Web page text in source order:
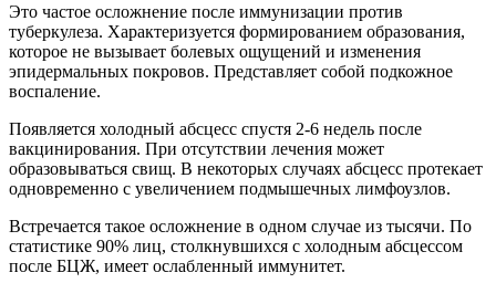
Это частое осложнение после иммунизации против
туберкулеза. Характеризуется формированием образования,
которое не вызывает болевых ощущений и изменения
эпидермальных покровов. Представляет собой подкожное
воспаление.
Появляется холодный абсцесс спустя 2-6 недель после
вакцинирования. При отсутствии лечения может
образовываться свищ. В некоторых случаях абсцесс протекает
одновременно с увеличением подмышечных лимфоузлов.
Встречается такое осложнение в одном случае из тысячи. По
статистике 90% лиц, столкнувшихся с холодным абсцессом
после БЦЖ, имеет ослабленный иммунитет.